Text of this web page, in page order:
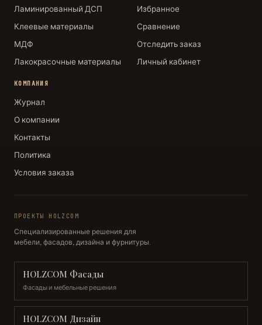
Ламинированный ДСП
Клеевые материалы
МДФ
Лакокрасочные материалы
Избранное
Сравнение
Отследить заказ
Личный кабинет
КОМПАНИЯ
Журнал
О компании
Контакты
Политика
Условия заказа
ПРОЕКТЫ HOLZCOM
Специализированные решения для
мебели, фасадов, дизайна и фурнитуры.
HOLZCOM Фасады
Фасады и мебельные решения
HOLZCOM Дизайн